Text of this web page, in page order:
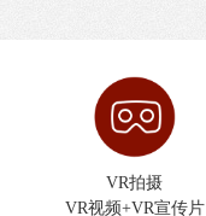
VR拍摄
VR视频+VR宣传片